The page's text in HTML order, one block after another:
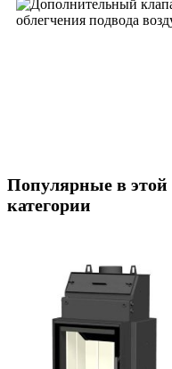
Популярные в этой
категории